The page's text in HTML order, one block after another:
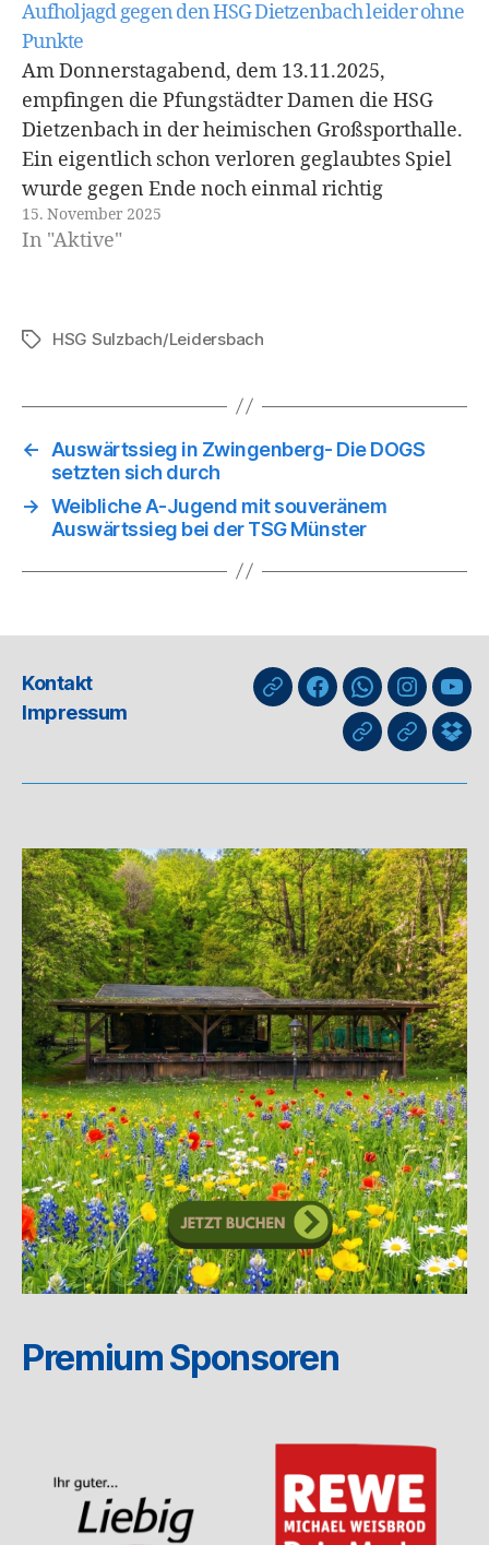
Aufholjagd gegen den HSG Dietzenbach leider ohne
Punkte
Am Donnerstagabend, dem 13.11.2025,
empfingen die Pfungstädter Damen die HSG
Dietzenbach in der heimischen Großsporthalle.
Ein eigentlich schon verloren geglaubtes Spiel
wurde gegen Ende noch einmal richtig
spannend. Dennoch gelang es
den Pfungstädterinnen nicht mehr, das Spiel zu
Gäste…
15. November 2025
In "Aktive"
Schlagwörter
HSG Sulzbach/Leidersbach
←
Auswärtssieg in Zwingenberg- Die DOGS
setzten sich durch
→ Weibliche A-Jugend mit souveränem
Auswärtssieg bei der TSG Münster
Kontakt
Impressum
nuLigaFacebookWhatsApp-
Kanal
GIPHYThreads
Premium Sponsoren